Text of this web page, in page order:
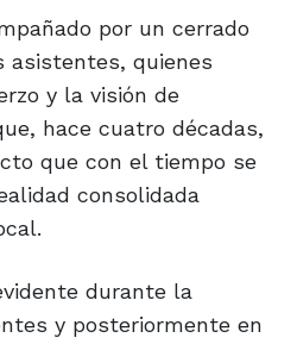
por un cerrado
asistentes, quienes
y la visión de
hace cuatro décadas,
que con el tiempo se
consolidada
durante la
y posteriormente en